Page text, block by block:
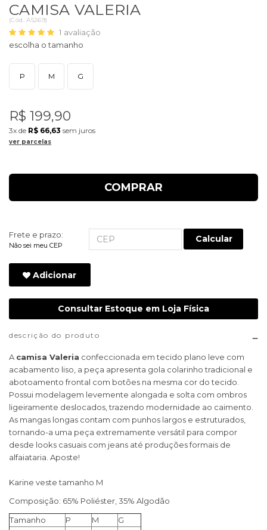
CAMISA VALERIA
(Cód. AS269)
1 avaliação
P M G
R$ 199,90
3x de R$ 66,63 sem juros
ver parcelas
COMPRAR
Frete e prazo:
Não sei meu CEP
Calcular
Adicionar
Consultar Estoque em Loja Física
descrição do produto
A camisa Valeria confeccionada em tecido plano leve com
acabamento liso, a peça apresenta gola colarinho tradicional e
abotoamento frontal com botões na mesma cor do tecido.
Possui modelagem levemente alongada e solta com ombros
ligeiramente deslocados, trazendo modernidade ao caimento.
As mangas longas contam com punhos largos e estruturados,
tornando-a uma peça extremamente versátil para compor
desde looks casuais com jeans até produções formais de
alfaiataria. Aposte!
Karine veste tamanho M
Composição: 65% Poliéster, 35% Algodão
Tamanho
P M
G